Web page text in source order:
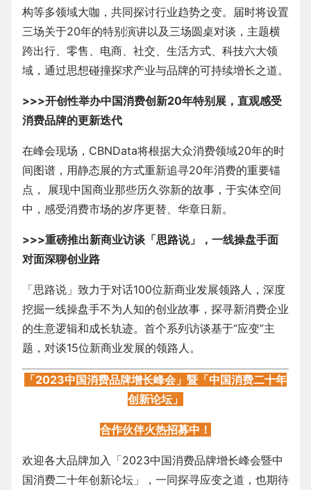
构等多领域大咖，共同探讨行业趋势之变。届时将设置
三场关于20年的特别演讲以及三场圆桌对谈，主题横
跨出行、零售、电商、社交、生活方式、科技六大领
域，通过思想碰撞探求产业与品牌的可持续增长之道。
>>>开创性举办中国消费创新20年特别展，直观感受
消费品牌的更新迭代
在峰会现场，CBNData将根据大众消费领域20年的时
间图谱，用静态展的方式重新追寻20年消费的重要锚
点， 展现中国商业那些历久弥新的故事，于实体空间
中，感受消费市场的岁序更替、华章日新。
>>>重磅推出新商业访谈「思路说」，一线操盘手面
对面深聊创业路
「思路说」致力于对话100位新商业发展领路人，深度
挖掘一线操盘手不为人知的创业故事，探寻新消费企业
的生意逻辑和成长轨迹。首个系列访谈基于“应变”主
题，对谈15位新商业发展的领路人。
「2023中国消费品牌增长峰会 」 暨「中国消费二十年
创新论坛」
合作伙伴火热招募中！
欢迎各大品牌加入「2023中国消费品牌增长峰会暨中
国消费二十年创新论坛」，一同探寻应变之道，也期待